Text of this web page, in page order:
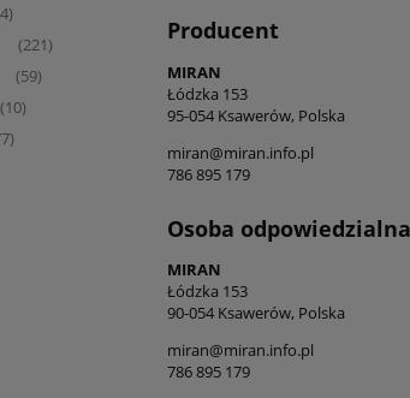
(221)
(59)
(10)
Producent
MIRAN
Łódzka 153
95-054 Ksawerów, Polska
miran@miran.info.pl
786 895 179
Osoba
MIRAN
Łódzka 153
90-054 Ksawerów, Polska
miran@miran.info.pl
786 895 179